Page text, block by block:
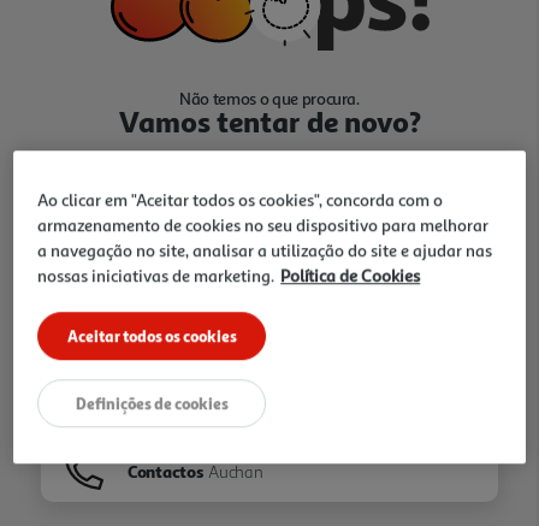
Não temos o que procura.
Vamos tentar de novo?
Ir para Homepage
Folhetos
Contactos Auchan
Ao clicar em "Aceitar todos os cookies", concorda com o
armazenamento de cookies no seu dispositivo para melhorar
a navegação no site, analisar a utilização do site e ajudar nas
nossas iniciativas de marketing. Política de Cookies
Aceitar todos os cookies
Definições de cookies